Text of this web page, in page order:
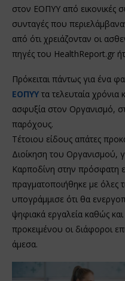
στον ΕΟΠΥΥ από εικονικές
συνταγές που
από ότι χρειάζονταν οι
πηγές του HealthReport.gr
Πρόκειται πάντως για ένα
ΕΟΠΥΥ τα τελευταία χρόνια
ασφυξία στον Οργανισμό,
παρόχους.
Τέτοιου είδους απάτες
Διοίκηση του Οργανισμού,
Καρποδίνη στην πρόσφατη
πραγματοποιήθηκε με όλες
υπογράμμισε ότι θα
ψηφιακά εργαλεία καθώς
προκειμένου οι διάφοροι
άμεσα.